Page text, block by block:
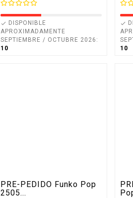
 DISPONIBLE
APROXIMADAMENTE
SEPTIEMBRE / OCTUBRE 2026:
10

10
PRE-PEDIDO Funko Pop
2505...